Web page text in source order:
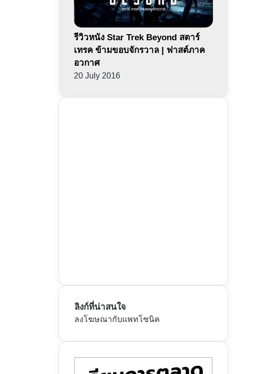
รีวิวหนัง Star Trek Beyond สตาร์
เทรค ข้ามขอบจักรวาล | ฟาสต์ภาค
อวกาศ
20 July 2016
ลิงก์ที่น่าสนใจ
ลงโฆษณากับแพทโซนิค